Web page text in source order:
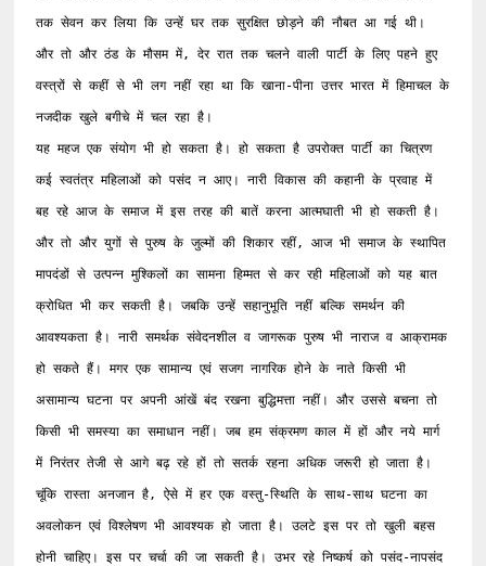
तक सेवन कर लिया कि उन्हें घर तक सुरक्षित छोड़ने की नौबत आ गई थी।
और तो और ठंड के मौसम में, देर रात तक चलने वाली पार्टी के लिए पहने हुए
वस्त्रों से कहीं से भी लग नहीं रहा था कि खाना-पीना उत्तर भारत में हिमाचल के
नजदीक खुले बगीचे में चल रहा है।
यह महज एक संयोग भी हो सकता है। हो सकता है उपरोक्त पार्टी का चित्रण
कई स्वतंत्र महिलाओं को पसंद न आए। नारी विकास की कहानी के प्रवाह में
बह रहे आज के समाज में इस तरह की बातें करना आत्मघाती भी हो सकती है।
और तो और युगों से पुरुष के जुल्मों की शिकार रहीं, आज भी समाज के स्थापित
मापदंडों से उत्पन्न मुश्किलों का सामना हिम्मत से कर रही महिलाओं को यह बात
क्रोधित भी कर सकती है। जबकि उन्हें सहानुभूति नहीं बल्कि समर्थन की
आवश्यकता है। नारी समर्थक संवेदनशील व जागरूक पुरुष भी नाराज व आक्रामक
हो सकते हैं। मगर एक सामान्य एवं सजग नागरिक होने के नाते किसी भी
असामान्य घटना पर अपनी आंखें बंद रखना बुद्धिमत्ता नहीं। और उससे बचना तो
किसी भी समस्या का समाधान नहीं। जब हम संक्रमण काल में हों और नये मार्ग
में निरंतर तेजी से आगे बढ़ रहे हों तो सतर्क रहना अधिक जरूरी हो जाता है।
चूंकि रास्ता अनजान है, ऐसे में हर एक वस्तु-स्थिति के साथ-साथ घटना का
अवलोकन एवं विश्लेषण भी आवश्यक हो जाता है। उलटे इस पर तो खुली बहस
होनी चाहिए। इस पर चर्चा की जा सकती है। उभर रहे निष्कर्ष को पसंद-नापसंद